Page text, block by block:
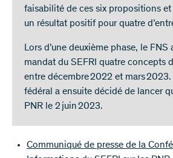
faisabilité de ces six propositions et
un résultat positif pour quatre
Lors d’une deuxième phase, le FNS
mandat du SEFRI quatre concepts
entre décembre 2022 et mars 2023.
fédéral a ensuite décidé de lancer
PNR le 2 juin 2023.
Communiqué de presse de la